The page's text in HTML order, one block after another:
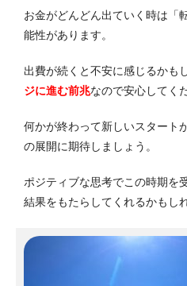
お金がどんどん出ていく時は「
能性があります。
出費が続くと不安に感じるかも
ジに進む前兆なので安心してく
何かが終わって新しいスタート
の展開に期待しましょう。
ポジティブな思考でこの時期を
結果をもたらしてくれるかもし